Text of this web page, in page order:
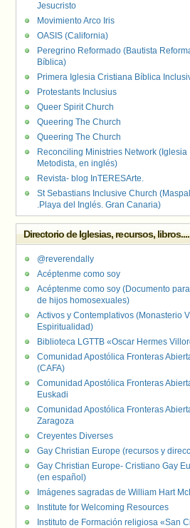
Jesucristo
Movimiento Arco Iris
OASIS (California)
Peregrino Reformado (Bautista
Bíblica)
Primera Iglesia Cristiana Bíblica
Protestants Inclusius
Queer Spirit Church
Queering The Church
Queering The Church
Reconciling Ministries Network (Iglesia
Metodista, en inglés)
Revista- blog InTERESArte.
St Sebastians Inclusive Church
.Playa del Inglés. Gran Canaria)
Directorio de Iglesias, recursos, libros....
@reverendally
Acéptenme como soy
Acéptenme como soy (Documento
de hijos homosexuales)
Activos y Contemplativos (Monasterio
Espiritualidad)
Biblioteca LGTTB «Oscar Hermes
Comunidad Apostólica Fronteras
(CAFA)
Comunidad Apostólica Fronteras
Euskadi
Comunidad Apostólica Fronteras
Zaragoza
Creyentes Diverses
Gay Christian Europe (recursos y
Gay Christian Europe- Cristiano Gay
(en español)
Imágenes sagradas de William Hart
Institute for Welcoming Resources
Instituto de Formación religiosa «San